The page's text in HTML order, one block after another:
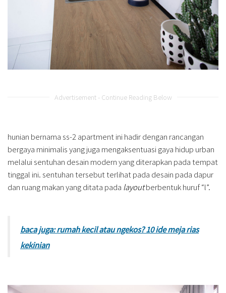
Advertisement - Continue Reading Below
hunian bernama ss-2 apartment ini hadir dengan rancangan
bergaya minimalis yang juga mengaksentuasi gaya hidup urban
melalui sentuhan desain modern yang diterapkan pada tempat
tinggal ini. sentuhan tersebut terlihat pada desain pada dapur
dan ruang makan yang ditata pada layoutberbentuk huruf “l”.
baca juga: rumah kecil atau ngekos? 10 ide meja rias
kekinian